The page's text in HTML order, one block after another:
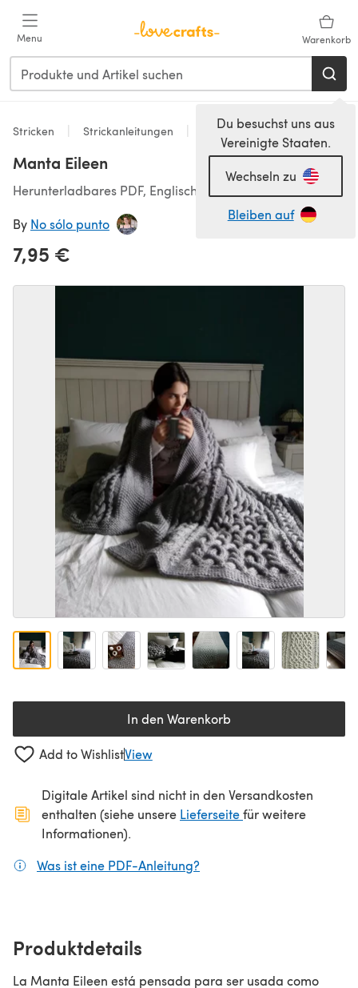
Menu Warenkorb
Du besuchst uns aus
Vereinigte Staaten.
Wechseln zu
Bleiben auf
Stricken Strickanleitungen Decken
Manta Eileen
Herunterladbares PDF, Englisch, Spanisch
By No sólo punto
7,95 €
In den Warenkorb
Add to WishlistView
Digitale Artikel sind nicht in den Versandkosten
enthalten (siehe unsere Lieferseite(öffnet sich in
für weitere
Informationen).
Was ist eine PDF-Anleitung?
Produktdetails
La Manta Eileen está pensada para ser usada como